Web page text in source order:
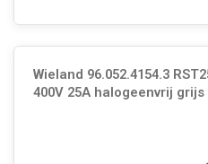
Wieland 96.052.4154.3
400V 25A halogeenvrij grijs